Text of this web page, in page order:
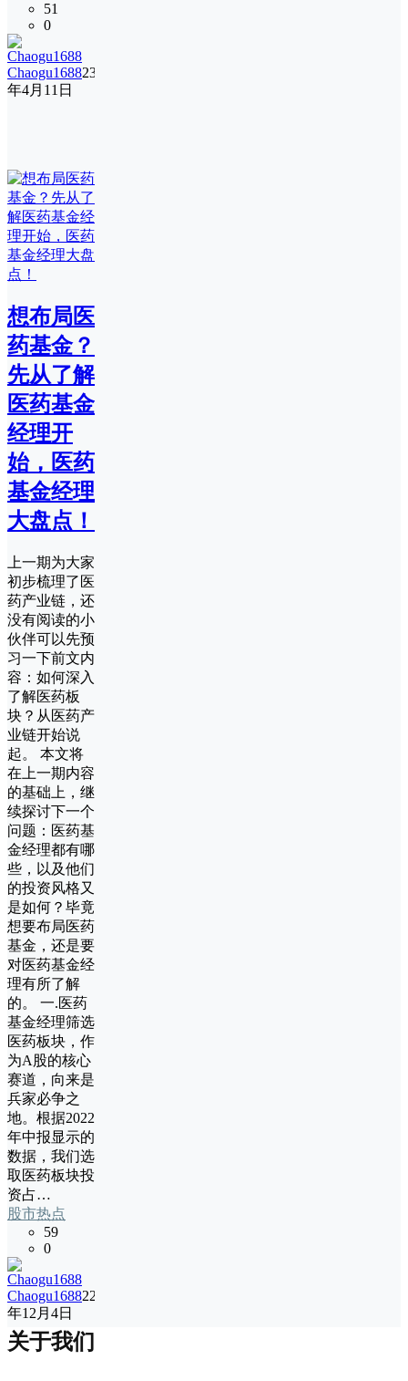
51
0
Chaogu168823
年4月11日
想布局医
药基金？
先从了解
医药基金
经理开
始，医药
基金经理
大盘点！
上一期为大家
初步梳理了医
药产业链，还
没有阅读的小
伙伴可以先预
习一下前文内
容：如何深入
了解医药板
块？从医药产
业链开始说
起。 本文将
在上一期内容
的基础上，继
续探讨下一个
问题：医药基
金经理都有哪
些，以及他们
的投资风格又
是如何？毕竟
想要布局医药
基金，还是要
对医药基金经
理有所了解
的。 一.医药
基金经理筛选
医药板块，作
为A股的核心
赛道，向来是
兵家必争之
地。根据2022
年中报显示的
数据，我们选
取医药板块投
资占…
股市热点
59
0
Chaogu168822
年12月4日
关于我们